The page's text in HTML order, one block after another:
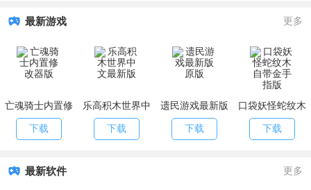
最新游戏 更多
亡魂骑士内置修
改器版
下载
乐高积木世界中
文最新版
下载
遗民游戏最新版
原版
下载
口袋妖怪蛇纹木
自带金手指版
下载
最新软件 更多